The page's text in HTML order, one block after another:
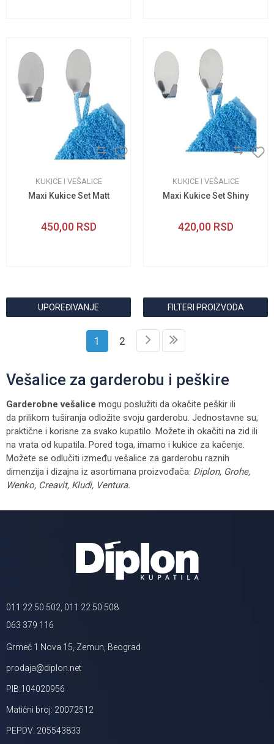
KUKICE I VEŠALICE
Maxi Kukice Set Matt
450,00 RSD
KUKICE I VEŠALICE
Maxi Kukice Set Shiny
420,00 RSD
UPOREĐIVANJE FILTERI PROIZVODA
1 2
Vešalice za garderobu i peškire
Garderobne vešalice mogu poslužiti da okačite peškir ili
da prilikom tuširanja odložite svoju garderobu. Jednostavne su,
praktične i korisne za svako kupatilo. Možete ih okačiti na zid ili
na vrata od kupatila. Pored toga, imamo i kukice za kačenje.
Možete se odlučiti između vešalice za garderobu raznih
dimenzija i dizajna iz asortimana proizvođača: Diplon, Grohe,
Wenko, Creavit, Kludi, Ventura.
011 22 50 502, 011 22 50 508
063 379 116
Grmeč 1 Nova 15, Zemun, Beograd
prodaja@diplon.net
PIB:104020956
Matični broj: 20072512
PEPDV: 205543833